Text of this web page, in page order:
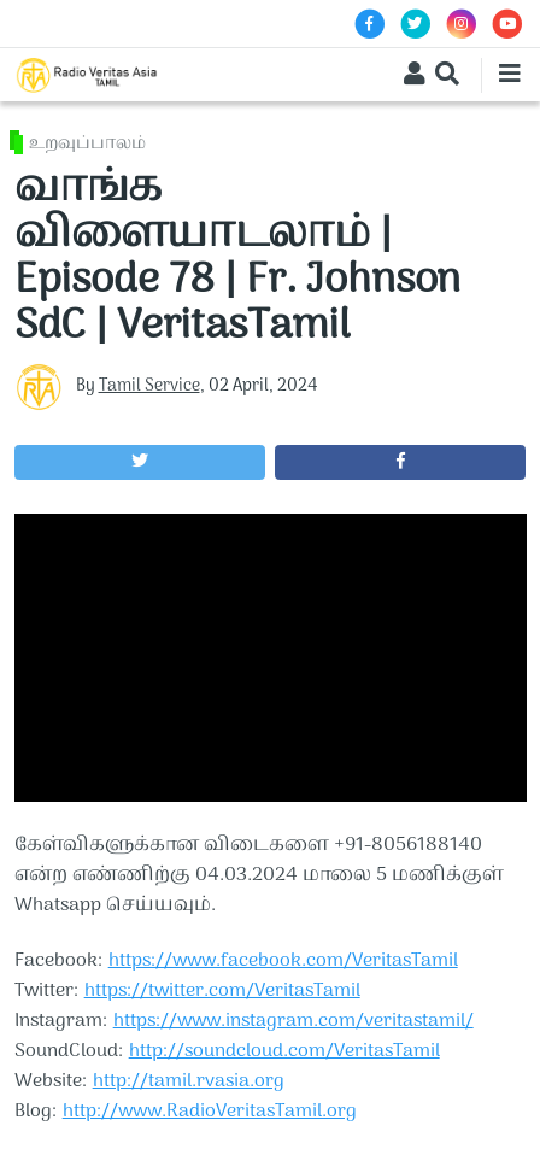
உறவுப்பாலம்
வாங்க
விளையாடலாம் |
Episode 78 | Fr. Johnson
SdC | VeritasTamil
ByTamil Service, 02 April, 2024
கேள்விகளுக்கான விடைகளை +91-8056188140
என்ற எண்ணிற்கு 04.03.2024 மாலை 5 மணிக்குள்
Whatsapp செய்யவும்.
Facebook:https://www.facebook.com/VeritasTamil
Twitter:https://twitter.com/VeritasTamil
Instagram:https://www.instagram.com/veritastamil/
SoundCloud:http://soundcloud.com/VeritasTamil
Website:http://tamil.rvasia.org
Blog:http://www.RadioVeritasTamil.org